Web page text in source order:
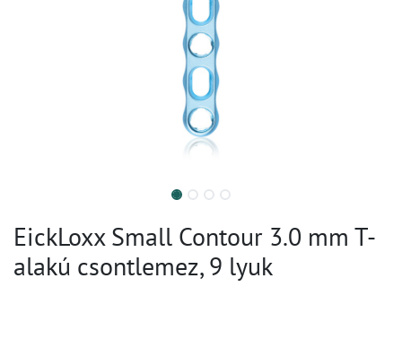
EickLoxx Small Contour 3.0 mm T-
alakú csontlemez, 9 lyuk